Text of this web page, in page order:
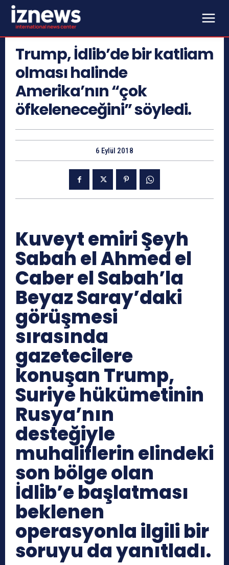
Trump, İdlib’de bir katliam
olması halinde
Amerika’nın “çok
öfkeleneceğini” söyledi.
6 Eylül 2018
Kuveyt emiri Şeyh
Sabah el Ahmed el
Caber el Sabah’la
Beyaz Saray’daki
görüşmesi
sırasında
gazetecilere
konuşan Trump,
Suriye hükümetinin
Rusya’nın
desteğiyle
muhaliflerin elindeki
son bölge olan
İdlib’e başlatması
beklenen
operasyonla ilgili bir
soruyu da yanıtladı.